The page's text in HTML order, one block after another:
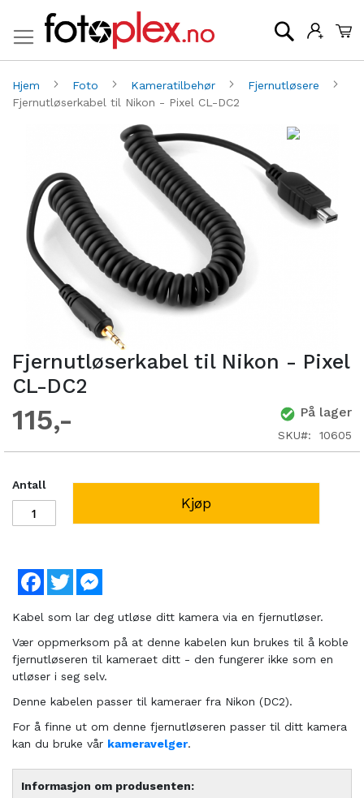
Søk
Hjem Foto Kameratilbehør
Fjernutløsere
Fjernutløserkabel til Nikon - Pixel CL-DC2
Fjernutløserkabel til Nikon - Pixel
CL-DC2
115 På lager
SKU 10605
Antall
Kjøp
Facebook
Twitter
bildegalleri
Kabel som lar deg utløse ditt kamera via en fjernutløser.
Vær oppmerksom på at denne kabelen kun brukes til å koble
fjernutløseren til kameraet ditt - den fungerer ikke som en
utløser i seg selv.
Denne kabelen passer til kameraer fra Nikon (DC2).
For å finne ut om denne fjernutløseren passer til ditt kamera
kan du bruke vår kameravelger.
Informasjon om produsenten: